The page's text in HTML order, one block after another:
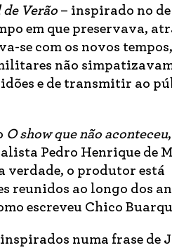
Verão – inspirado no de
em que preservava,
se com os novos tempos,
não
e de transmitir ao
O show que não aconteceu
Pedro Henrique de
verdade, o produtor está
reunidos ao longo dos
escreveu Chico
numa frase de